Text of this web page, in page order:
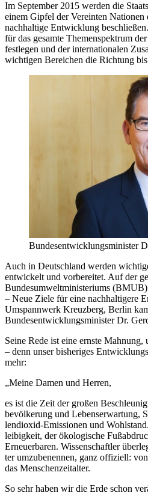
Im September 2015 werden die
einem Gipfel der Vereinten
nachhaltige Entwicklung
für das gesamte Themenspektrum
festlegen und der internationalen
wichtigen Bereichen die Richtung
Bundesentwicklungsminister
Auch in Deutschland werden
entwickelt und vorbereitet. Auf der
Bundesumweltministeriums
– Neue Ziele für eine nachhaltigere
Umspannwerk Kreuzberg, Berlin
Bundesentwicklungsminister Dr.
Seine Rede ist eine ernste
– denn unser bisheriges
mehr:
„Mei­ne Da­men und Her­ren,
es ist die Zeit der gro­ßen
be­völ­ke­rung und Le­bens­er­war­tung,
len­di­oxid-Emis­sio­nen und
lei­big­keit, der öko­lo­gi­sche
Er­neu­er­ba­ren. Wis­sen­schaft­ler
ter um­zu­be­nen­nen, ganz of­fi­zi­ell:
das Men­schen­zeit­al­ter.
So sehr ha­ben wir die Er­de schon